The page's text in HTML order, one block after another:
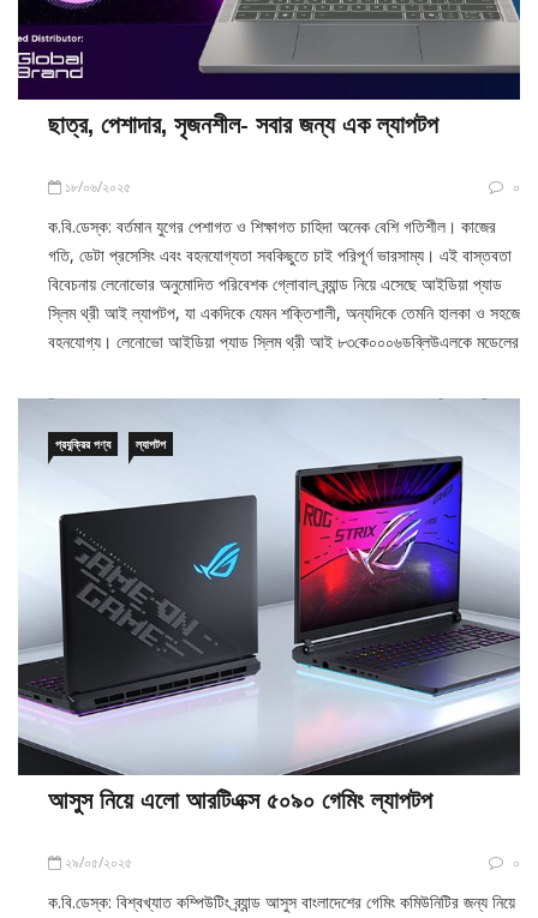
ছাত্র, পেশাদার, সৃজনশীল- সবার জন্য এক ল্যাপটপ
১৮/০৬/২০২৫ ০
ক.বি.ডেস্ক: বর্তমান যুগের পেশাগত ও শিক্ষাগত চাহিদা অনেক বেশি গতিশীল। কাজের
গতি, ডেটা প্রসেসিং এবং বহনযোগ্যতা সবকিছুতে চাই পরিপূর্ণ ভারসাম্য। এই বাস্তবতা
বিবেচনায় লেনোভোর অনুমোদিত পরিবেশক গ্লোবাল ব্র্যান্ড নিয়ে এসেছে আইডিয়া প্যাড
স্লিম থ্রী আই ল্যাপটপ, যা একদিকে যেমন শক্তিশালী, অন্যদিকে তেমনি হালকা ও সহজে
বহনযোগ্য। লেনোভো আইডিয়া প্যাড স্লিম থ্রী আই ৮৩কে০০০৬ডব্লিউএলকে মডেলের
প্রযুক্রির পণ্য ল্যাপটপ
আসুস নিয়ে এলো আরটিএক্স ৫০৯০ গেমিং ল্যাপটপ
২৯/০৫/২০২৫ ০
ক.বি.ডেস্ক: বিশ্বখ্যাত কম্পিউটিং ব্র্যান্ড আসুস বাংলাদেশের গেমিং কমিউনিটির জন্য নিয়ে